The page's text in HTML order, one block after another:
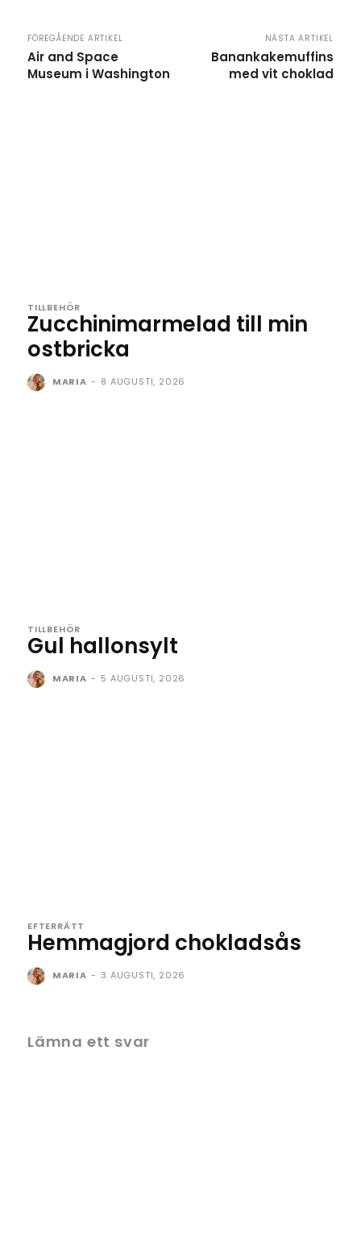
FÖREGÅENDE ARTIKEL
Air and Space
Museum i Washington
NÄSTA ARTIKEL
Banankakemuffins
med vit choklad
TILLBEHÖR
Zucchinimarmelad till min
ostbricka
MARIA - 8 AUGUSTI, 2026
TILLBEHÖR
Gul hallonsylt
MARIA - 5 AUGUSTI, 2026
EFTERRÄTT
Hemmagjord chokladsås
MARIA - 3 AUGUSTI, 2026
Lämna ett svar